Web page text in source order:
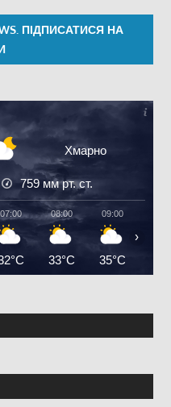
ПІДПИСАТИСЯ НА
Хмарно
759 мм рт. ст.
07:00 08:00
33°C
09:00
35°C
›